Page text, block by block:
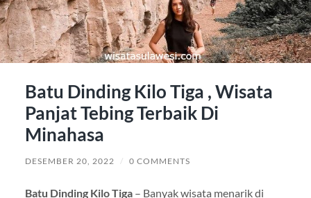
Batu Dinding Kilo Tiga , Wisata
Panjat Tebing Terbaik Di
Minahasa
DESEMBER 20, 2022 / 0 COMMENTS
Batu Dinding Kilo Tiga– Banyak wisata menarik di